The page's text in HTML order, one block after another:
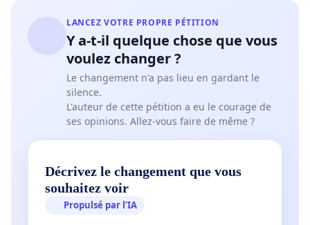
LANCEZ VOTRE PROPRE PÉTITION
Y a-t-il quelque chose que vous
voulez changer ?
Le changement n'a pas lieu en gardant le
silence.
L'auteur de cette pétition a eu le courage de
ses opinions. Allez-vous faire de même ?
Décrivez le changement que vous
souhaitez voir
Propulsé par l’IA